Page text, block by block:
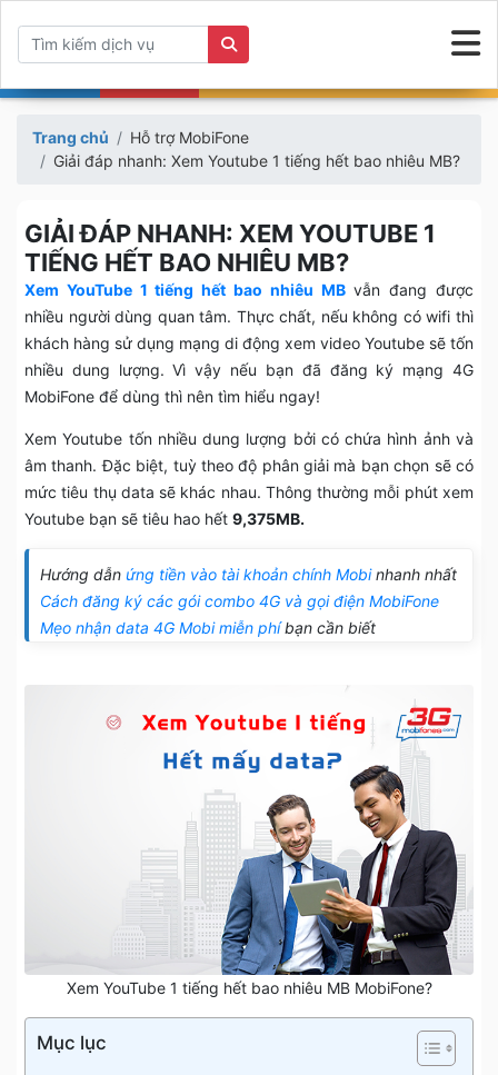
Trang chủ
Hỗ trợ MobiFone
Giải đáp nhanh: Xem Youtube 1 tiếng hết bao nhiêu MB?
GIẢI ĐÁP NHANH: XEM YOUTUBE 1
TIẾNG HẾT BAO NHIÊU MB?
Xem YouTube 1 tiếng hết bao nhiêu MBvẫn đang được
nhiều người dùng quan tâm. Thực chất, nếu không có wifi thì
khách hàng sử dụng mạng di động xem video Youtube sẽ tốn
nhiều dung lượng. Vì vậy nếu bạn đã đăng ký mạng 4G
MobiFone để dùng thì nên tìm hiểu ngay!
Xem Youtube tốn nhiều dung lượng bởi có chứa hình ảnh và
âm thanh. Đặc biệt, tuỳ theo độ phân giải mà bạn chọn sẽ có
mức tiêu thụ data sẽ khác nhau. Thông thường mỗi phút xem
Youtube bạn sẽ tiêu hao hết 9,375MB.
Hướng dẫn ứng tiền vào tài khoản chính Mobinhanh nhất
Cách đăng ký các gói combo 4G và gọi điện MobiFone
Mẹo nhận data 4G Mobi miễn phíbạn cần biết
Xem YouTube 1 tiếng hết bao nhiêu MB MobiFone?
Mục lục